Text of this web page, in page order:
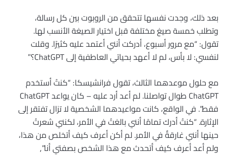
بعد ذلك، وجدت نفسها تتحقق من الروبوت بين كل رسالة،
وتطلب خمسة صيغ مختلفة قبل اختيار الصيغة الأنسب لها.
تقول: “مع مرور أسبوع، أدركت أنني أعتمد عليه كثيرًا. وقلت
لنفسي: لا بأس، لم لا أعهد بحياتي العاطفية إلى ChatGPT؟”
مع حلول موعدهما الثالث، تقول فرانشيسكا: “كنتُ أستخدم
ChatGPT طوال تواصلنا. لم أعد أرد عليه – كان يواعد ChatGPT
فقط”. في الواقع، كانت مواعيدهما الشخصية لا تزال تفتقر إلى
الإثارة. “كنتُ أدرك تمامًا أنني بالغتُ في الأمر، لكنني شعرتُ
حينها أنني غارقةٌ في الأمر. لم أكن أعرف كيف أتخلص من هذا،
ولم أعد أعرف كيف أتحدث مع هذا الشخص بصفتي أنا”,